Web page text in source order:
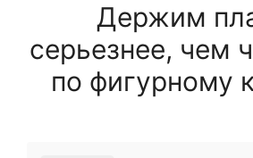
Держим
серьезнее, чем
по фигурному